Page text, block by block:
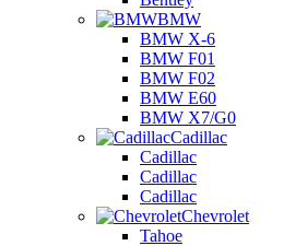
BMW
BMW X-6
BMW F01
BMW F02
BMW E60
BMW X7/G0
Cadillac
Cadillac
Cadillac
Cadillac
Chevrolet
Tahoe